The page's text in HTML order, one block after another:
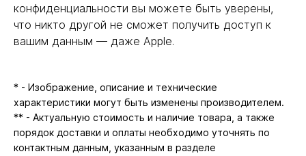
конфиденциальности вы можете быть уверены,
что никто другой не сможет получить доступ к
вашим данным — даже Apple.
* - Изображение, описание и технические
характеристики могут быть изменены производителем.
** - Актуальную стоимость и наличие товара, а также
порядок доставки и оплаты необходимо уточнять по
контактным данным, указанным в разделе